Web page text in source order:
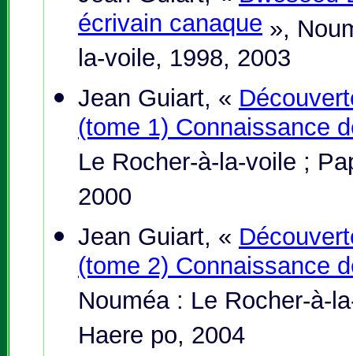
écrivain canaque »,
la-voile, 1998, 2003
Jean Guiart, «
(tome 1) Connaissance
Le Rocher-à-la-voile ;
2000
Jean Guiart, «
(tome 2) Connaissance
Nouméa : Le Rocher-à-
Haere po, 2004